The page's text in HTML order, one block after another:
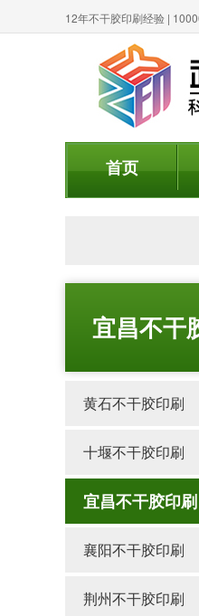
12年不干胶印刷经验 |
首页
宜昌不干
黄石不干胶印刷
十堰不干胶印刷
宜昌不干胶印刷
襄阳不干胶印刷
荆州不干胶印刷